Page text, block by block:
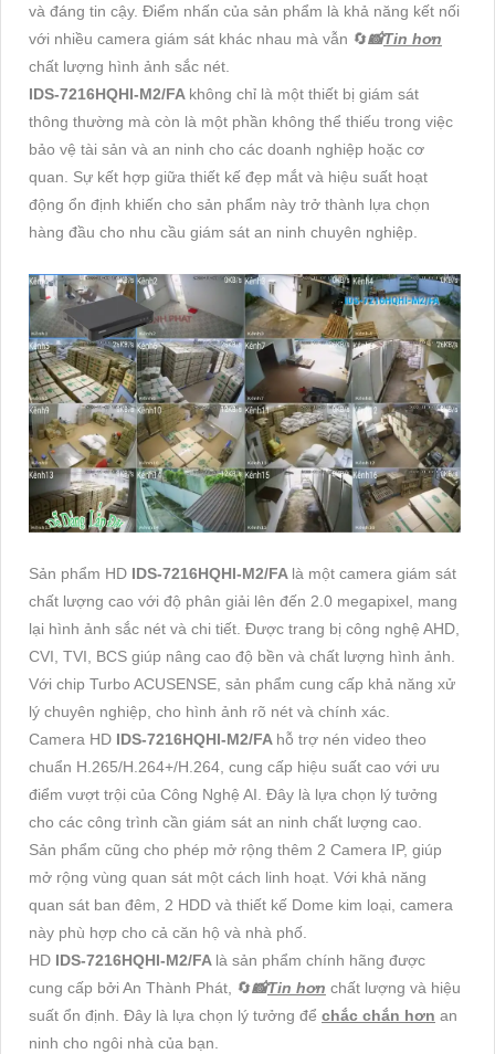
và đáng tin cậy. Điểm nhấn của sản phẩm là khả năng kết nối
với nhiều camera giám sát khác nhau mà vẫn 🔄📸Tin hơn
chất lượng hình ảnh sắc nét.
IDS-7216HQHI-M2/FA không chỉ là một thiết bị giám sát
thông thường mà còn là một phần không thể thiếu trong việc
bảo vệ tài sản và an ninh cho các doanh nghiệp hoặc cơ
quan. Sự kết hợp giữa thiết kế đẹp mắt và hiệu suất hoạt
động ổn định khiến cho sản phẩm này trở thành lựa chọn
hàng đầu cho nhu cầu giám sát an ninh chuyên nghiệp.
Sản phẩm HD IDS-7216HQHI-M2/FA là một camera giám sát
chất lượng cao với độ phân giải lên đến 2.0 megapixel, mang
lại hình ảnh sắc nét và chi tiết. Được trang bị công nghệ AHD,
CVI, TVI, BCS giúp nâng cao độ bền và chất lượng hình ảnh.
Với chip Turbo ACUSENSE, sản phẩm cung cấp khả năng xử
lý chuyên nghiệp, cho hình ảnh rõ nét và chính xác.
Camera HD IDS-7216HQHI-M2/FA hỗ trợ nén video theo
chuẩn H.265/H.264+/H.264, cung cấp hiệu suất cao với ưu
điểm vượt trội của Công Nghệ AI. Đây là lựa chọn lý tưởng
cho các công trình cần giám sát an ninh chất lượng cao.
Sản phẩm cũng cho phép mở rộng thêm 2 Camera IP, giúp
mở rộng vùng quan sát một cách linh hoạt. Với khả năng
quan sát ban đêm, 2 HDD và thiết kế Dome kim loại, camera
này phù hợp cho cả căn hộ và nhà phố.
HD IDS-7216HQHI-M2/FA là sản phẩm chính hãng được
cung cấp bởi An Thành Phát, 🔄📸Tin hơn chất lượng và hiệu
suất ổn định. Đây là lựa chọn lý tưởng để chắc chắn hơn an
ninh cho ngôi nhà của bạn.